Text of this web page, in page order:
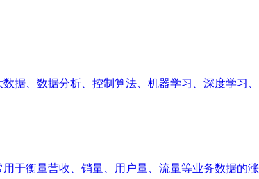
据、数据分析、控制算法、机器学习、深度学习
于衡量营收、销量、用户量、流量等业务数据的